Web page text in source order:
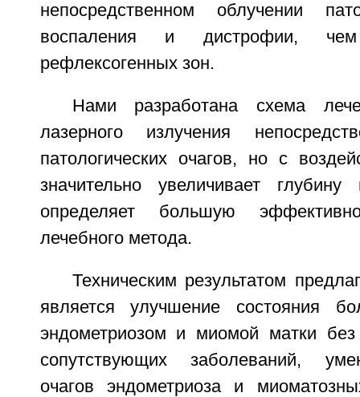
непосредственном облучении
воспаления и дистрофии,
рефлексогенных зон.
Нами разработана схема
лазерного излучения
патологических очагов, но с
значительно увеличивает
определяет большую
лечебного метода.
Техническим результатом
является улучшение состояния
эндометриозом и миомой матки без
сопутствующих заболеваний,
очагов эндометриоза и